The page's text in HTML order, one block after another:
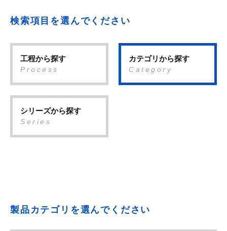
検索項目を選んでください
工程から探す
Process
カテゴリから探す
Category
シリーズから探す
Series
製品カテゴリを選んでください